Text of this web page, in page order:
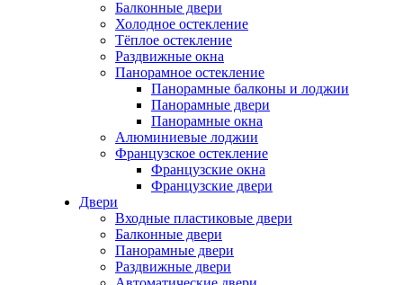
Балконные двери
Холодное остекление
Тёплое остекление
Раздвижные окна
Панорамное остекление
Панорамные балконы и лоджии
Панорамные двери
Панорамные окна
Алюминиевые лоджии
Французское остекление
Французские окна
Французские двери
Двери
Входные пластиковые двери
Балконные двери
Панорамные двери
Раздвижные двери